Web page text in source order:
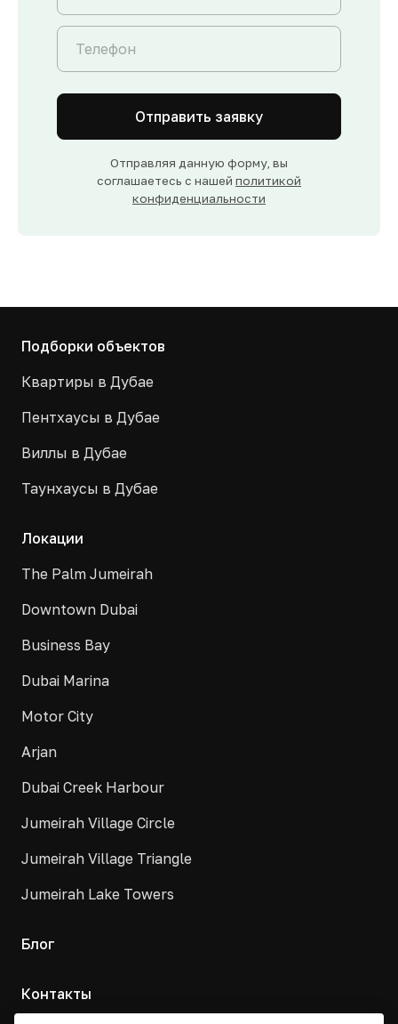
Отправить заявку
Отправляя данную форму, вы
соглашаетесь с нашей политикой
конфиденциальности
Подборки объектов
Квартиры в Дубае
Пентхаусы в Дубае
Виллы в Дубае
Таунхаусы в Дубае
Локации
The Palm Jumeirah
Downtown Dubai
Business Bay
Dubai Marina
Motor City
Arjan
Dubai Creek Harbour
Jumeirah Village Circle
Jumeirah Village Triangle
Jumeirah Lake Towers
Блог
Контакты